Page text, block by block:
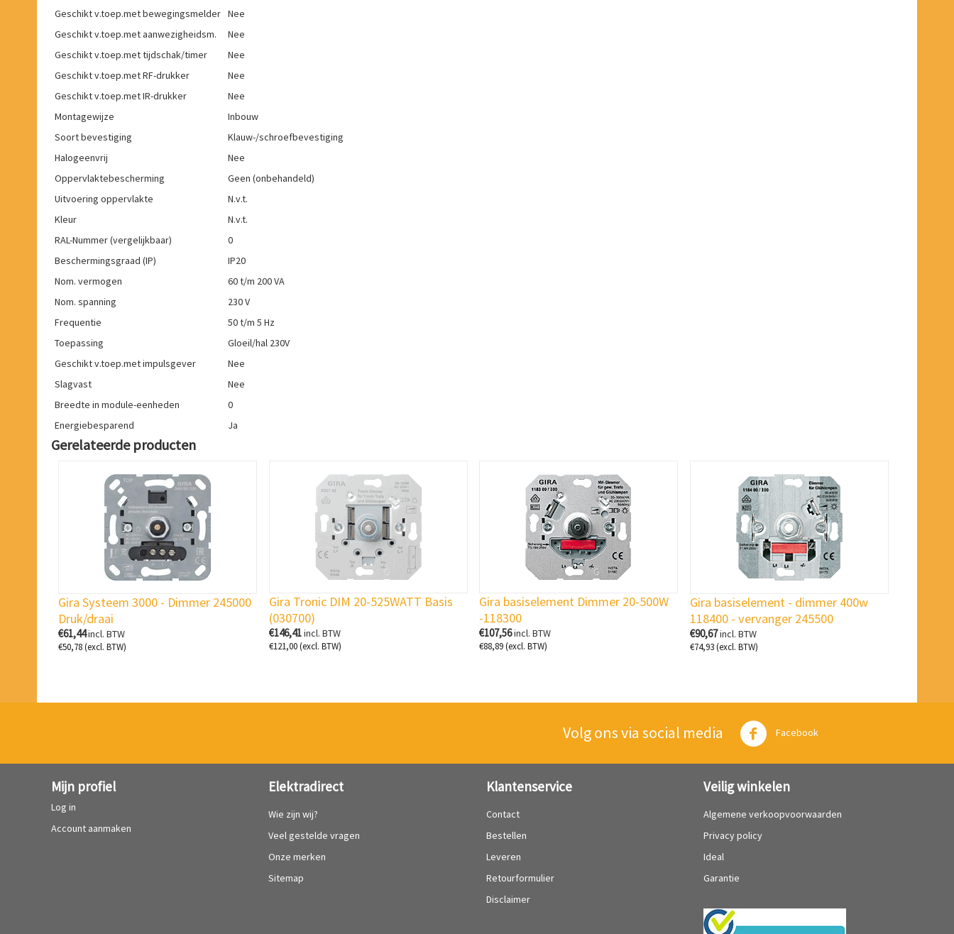
Geschikt v.toep.met bewegingsmelder Nee
Geschikt v.toep.met aanwezigheidsm.
Nee
Geschikt v.toep.met tijdschak/timer
Nee
Geschikt v.toep.met RF-drukker
Nee
Geschikt v.toep.met IR-drukker
Nee
Montagewijze
Inbouw
Soort bevestiging
Klauw-/schroefbevestiging
Halogeenvrij
Nee
Oppervlaktebescherming
Geen (onbehandeld)
Uitvoering oppervlakte
N.v.t.
Kleur
N.v.t.
RAL-Nummer (vergelijkbaar)
0
Beschermingsgraad (IP)
IP20
Nom. vermogen
60 t/m 200 VA
Nom. spanning
230 V
Frequentie
50 t/m 5 Hz
Toepassing
Gloeil/hal 230V
Geschikt v.toep.met impulsgever
Nee
Slagvast
Nee
Breedte in module-eenheden
0
Energiebesparend
Ja
Gerelateerde producten
Gira Systeem 3000 - Dimmer 245000
Druk/draai
€61,44incl. BTW
€50,78(excl. BTW)
Gira Tronic DIM 20-525WATT Basis
(030700)
€146,41incl. BTW
€121,00(excl. BTW)
Gira basiselement Dimmer 20-500W
-118300
€107,56incl. BTW
€88,89(excl. BTW)
Gira basiselement - dimmer 400w
118400 - vervanger 245500
€90,67incl. BTW
€74,93(excl. BTW)
Volg ons via social media Facebook
Mijn profiel
Log in
Account aanmaken
Elektradirect
Wie zijn wij?
Veel gestelde vragen
Onze merken
Sitemap
Klantenservice
Contact
Bestellen
Leveren
Retourformulier
Disclaimer
Veilig winkelen
Algemene verkoopvoorwaarden
Privacy policy
Ideal
Garantie